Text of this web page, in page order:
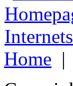
Home |